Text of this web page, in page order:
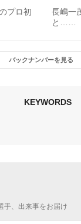
プロ初
長嶋一
と……
バックナンバーを見る
KEYWORDS
手、出来事をお届け